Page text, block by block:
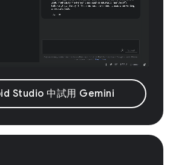
Studio 中試用 Gemini